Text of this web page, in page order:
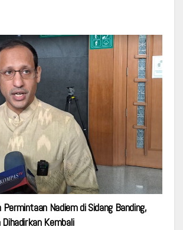
Nadiem di Sidang Banding,
Kembali